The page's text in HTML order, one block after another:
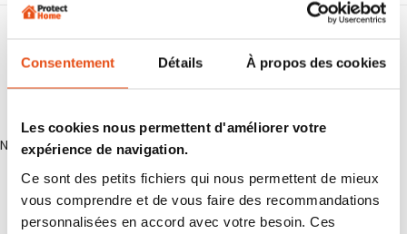
Consentement Détails À propos des cookies
Les cookies nous permettent d'améliorer votre
expérience de navigation.
Ce sont des petits fichiers qui nous permettent de mieux
vous comprendre et de vous faire des recommandations
personnalisées en accord avec votre besoin. Ces
Non
Plus d’information